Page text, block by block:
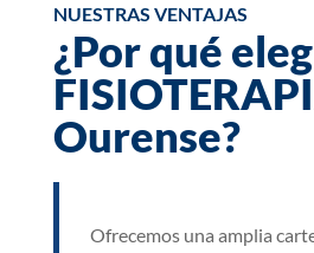
NUESTRAS VENTAJAS
¿Por qué
Ourense?
Ofrecemos una amplia